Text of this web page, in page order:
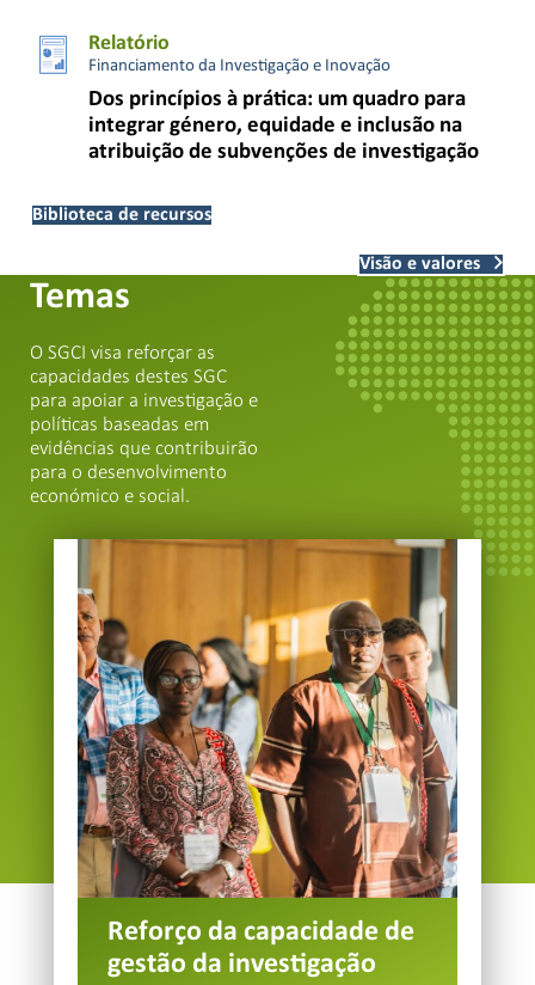
Relatório
Financiamento da Investigação e Inovação
Dos princípios à prática: um quadro para
integrar género, equidade e inclusão na
atribuição de subvenções de investigação
Biblioteca de recursos
Temas
O SGCI visa reforçar as
capacidades destes SGC
para apoiar a investigação e
políticas baseadas em
evidências que contribuirão
para o desenvolvimento
económico e social.
Visão e valores
Reforço da capacidade de
gestão da investigação